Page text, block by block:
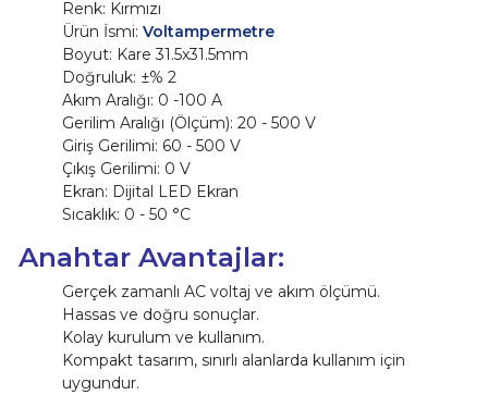
Renk: Kırmızı
Ürün İsmi: Voltampermetre
Boyut: Kare 31.5x31.5mm
Doğruluk: ±% 2
Akım Aralığı: 0 -100 A
Gerilim Aralığı (Ölçüm): 20 - 500 V
Giriş Gerilimi: 60 - 500 V
Çıkış Gerilimi: 0 V
Ekran: Dijital LED Ekran
Sıcaklık: 0 - 50 °C
Anahtar Avantajlar:
Gerçek zamanlı AC voltaj ve akım ölçümü.
Hassas ve doğru sonuçlar.
Kolay kurulum ve kullanım.
Kompakt tasarım, sınırlı alanlarda kullanım için
uygundur.